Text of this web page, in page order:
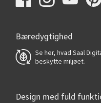
Bæredygtighed
Se her, hvad Saal
beskytte miljøet.
Design med fuld